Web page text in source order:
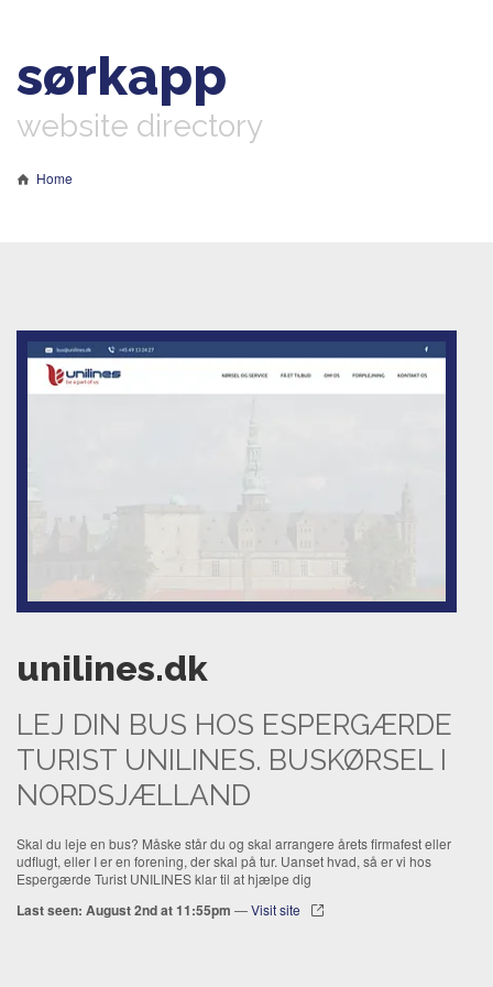
sørkapp
website directory
Home
unilines.dk
LEJ DIN BUS HOS ESPERGÆRDE
TURIST UNILINES. BUSKØRSEL I
NORDSJÆLLAND
Skal du leje en bus? Måske står du og skal arrangere årets firmafest eller
udflugt, eller I er en forening, der skal på tur. Uanset hvad, så er vi hos
Espergærde Turist UNILINES klar til at hjælpe dig
Last seen: August 2nd at 11:55pm —Visit site